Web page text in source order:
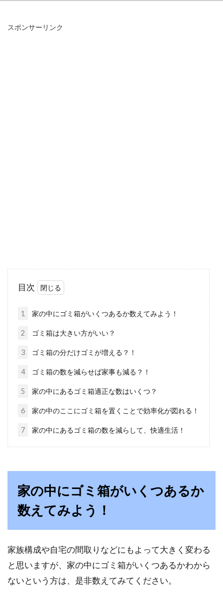
は、誰もが憧れますよね。しかし一人暮らしの
1Kの一人暮らしにおすすめのインテ
リア！便利なこたつを活用
学生の一人暮らしや社会人の一人暮らしの場合
に選ぶことが多い1K。決して広くはなくても、
季節に...
いくら部屋の掃除をしても、すぐに散らかって
しまう。急な来客に大慌て！そんな人も少なく
トイレなどの照明をペンダントライ
トに！選ぶ時のポイント！
スポンサーリンク
目次
1 家の中にゴミ箱がいくつあるか数えてみよう！
2 ゴミ箱は大きい方がいい？
3 ゴミ箱の分だけゴミが増える？！
4 ゴミ箱の数を減らせば家事も減る？！
5 家の中にあるゴミ箱適正な数はいくつ？
6 家の中のここにゴミ箱を置くことで効率化が図れる！
7 家の中にあるゴミ箱の数を減らして、快適生活！
家の中にゴミ箱がいくつあるか
数えてみよう！
家族構成や自宅の間取りなどにもよって大きく変わる
と思いますが、家の中にゴミ箱がいくつあるかわから
ないという方は、是非数えてみてください。